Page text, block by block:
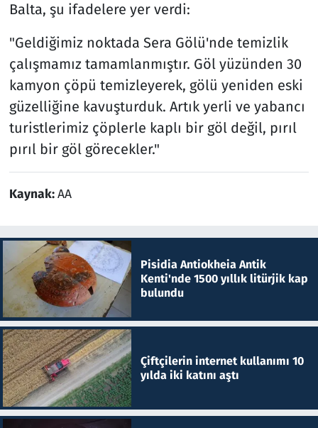
Balta, şu ifadelere yer verdi:
"Geldiğimiz noktada Sera Gölü'nde temizlik
çalışmamız tamamlanmıştır. Göl yüzünden 30
kamyon çöpü temizleyerek, gölü yeniden eski
güzelliğine kavuşturduk. Artık yerli ve yabancı
turistlerimiz çöplerle kaplı bir göl değil, pırıl
pırıl bir göl görecekler."
Kaynak:AA
Pisidia Antiokheia Antik
Kenti'nde 1500 yıllık litürjik kap
bulundu
Çiftçilerin internet kullanımı 10
yılda iki katını aştı